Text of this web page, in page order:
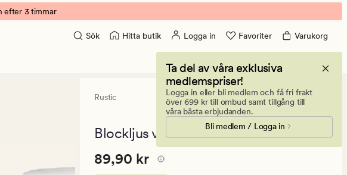
efter 3 timmar
Sök Hitta butik Logga in Favoriter Varukorg
Ta del av våra exklusiva
medlemspriser!
Logga in eller bli medlem och få fri frakt
över 699 kr till ombud samt tillgång till
våra bästa erbjudanden.
Bli medlem / Logga in
Rustic
43
omdömen
med
betyg
4.5
Blockljus vit - 6,8x10 cm
Pris
89,90
Pris 89,90 kr
89,90 kr